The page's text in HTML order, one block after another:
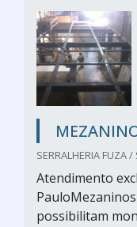
SERRALHERIA FUZA
Atendimento
possibilitam